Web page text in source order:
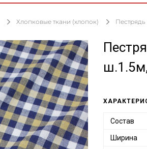
Хлопковые ткани (хлопок) Пестрядь
Состав
Ширина